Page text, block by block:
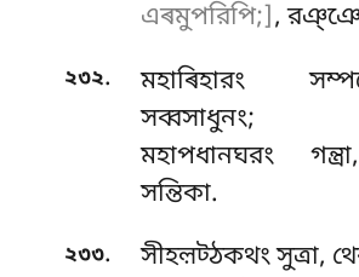
এৰমুপরিপি;] , রঞ্ঞো
২৩২.
মহাৰিহারং
সব্বসাধুনং;
মহাপধানঘরং
সন্তিকা.
২৩৩.
সীহল়ট্ঠকথং সুত্ৰা,